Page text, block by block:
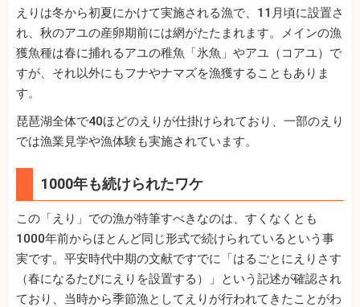
えりは冬から初夏にかけて実施される漁で、11月頃に設置さ
れ、秋のアユの産卵期前には網がたたまれます。メインの漁
獲魚種は春に捕れるアユの稚魚「氷魚」やアユ（コアユ）で
すが、それ以外にもフナやナマズを漁獲することもありま
す。
琵琶湖全体で40ほどのえりが仕掛けられており、一部のえり
では漁業見学や漁体験も実施されています。
1000年も続けられたワケ
この「えり」での漁が特筆すべきなのは、すくなくとも
1000年前からほとんど同じ形式で続けられているという事
実です。平安時代中期の文献ですでに「はるごとにえりさす
（春になるたびにえりを設置する）」という記述が確認され
ており、当時から季節漁としてえりが行われてきたことがわ